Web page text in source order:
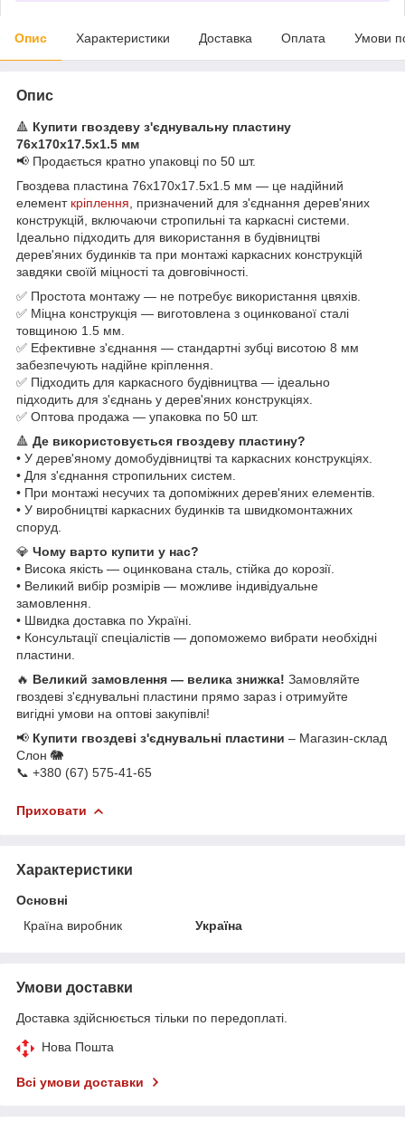
Опис Характеристики Доставка Оплата Умови
Опис
🔺 Купити гвоздеву з'єднувальну пластину
76х170х17.5х1.5 мм
📢 Продається кратно упаковці по 50 шт.
Гвоздева пластина 76х170х17.5х1.5 мм — це надійний
елемент кріплення , призначений для з'єднання дерев'яних
конструкцій, включаючи стропильні та каркасні системи.
Ідеально підходить для використання в будівництві
дерев'яних будинків та при монтажі каркасних конструкцій
завдяки своїй міцності та довговічності.
✅ Простота монтажу — не потребує використання цвяхів.
✅ Міцна конструкція — виготовлена з оцинкованої сталі
товщиною 1.5 мм.
✅ Ефективне з'єднання — стандартні зубці висотою 8 мм
забезпечують надійне кріплення.
✅ Підходить для каркасного будівництва — ідеально
підходить для з'єднань у дерев'яних конструкціях.
✅ Оптова продажа — упаковка по 50 шт.
🔺 Де використовується гвоздеву пластину?
• У дерев'яному домобудівництві та каркасних конструкціях.
• Для з'єднання стропильних систем.
• При монтажі несучих та допоміжних дерев'яних елементів.
• У виробництві каркасних будинків та швидкомонтажних
споруд.
💎 Чому варто купити у нас?
• Висока якість — оцинкована сталь, стійка до корозії.
• Великий вибір розмірів — можливе індивідуальне
замовлення.
• Швидка доставка по Україні.
• Консультації спеціалістів — допоможемо вибрати необхідні
пластини.
🔥 Великий замовлення — велика знижка! Замовляйте
гвоздеві з'єднувальні пластини прямо зараз і отримуйте
вигідні умови на оптові закупівлі!
📢 Купити гвоздеві з'єднувальні пластини – Магазин-склад
Слон 🐘
📞 +380 (67) 575-41-65
Приховати
Характеристики
Основні
Країна виробник
Україна
Умови доставки
Доставка здійснюється тільки по передоплаті.
Нова Пошта
Всі умови доставки